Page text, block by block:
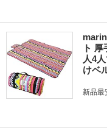
ト
人4
けベ
新品最